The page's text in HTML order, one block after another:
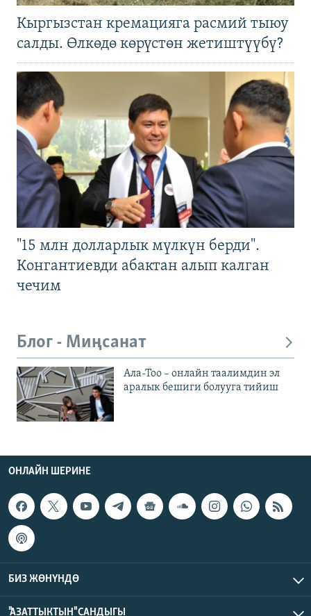
Кыргызстан кремацияга расмий тыюу
салды. Өлкөдө көрүстөн жетиштүүбү?
"15 млн долларлык мүлкүн берди".
Конгантиевди абактан алып калган
чечим
Блог - Миңсанат
Ала-Тоо – онлайн таалимдин эл
аралык бешиги болууга тийиш
ОНЛАЙН ШЕРИНЕ
БИЗ ЖӨНҮНДӨ
"АЗАТТЫКТЫН" САНДЫГЫ